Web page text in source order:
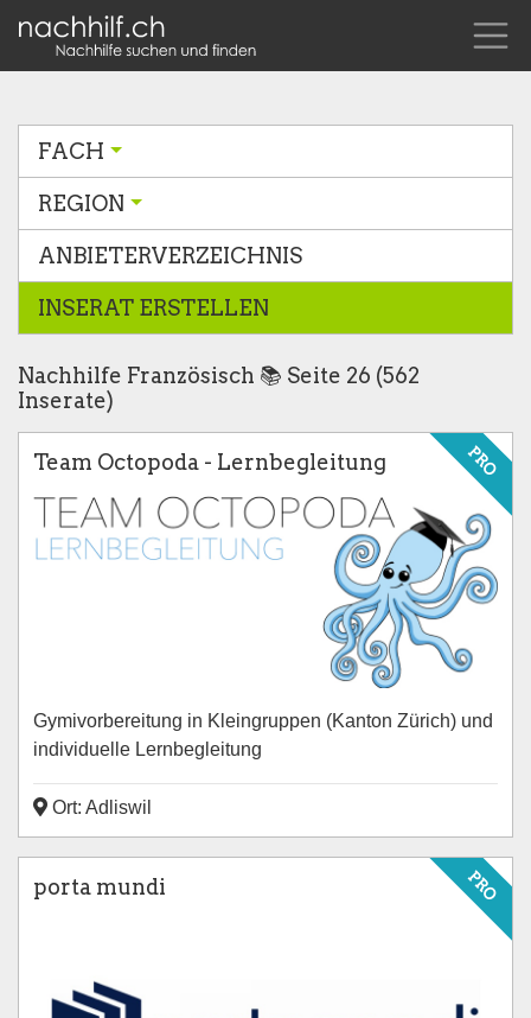
FACH
REGION
ANBIETERVERZEICHNIS
INSERAT ERSTELLEN
Nachhilfe Französisch 📚 Seite 26 (562
Inserate)
PRO
Team Octopoda - Lernbegleitung
Gymivorbereitung in Kleingruppen (Kanton Zürich) und
individuelle Lernbegleitung
Ort: Adliswil
PRO
porta mundi